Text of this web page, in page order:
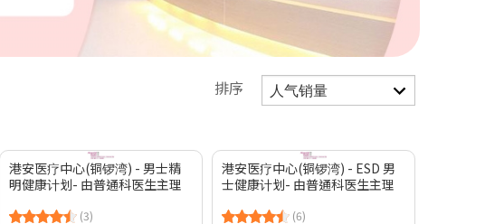
排序
港安医疗中心(铜锣湾) - 男士精
明健康计划- 由普通科医生主理
(3)
港安医疗中心(铜锣湾) - ESD 男
士健康计划- 由普通科医生主理
(6)